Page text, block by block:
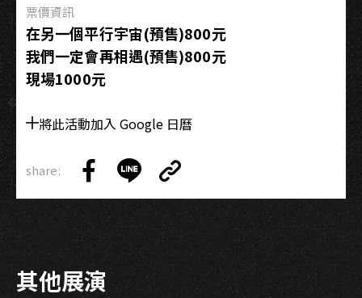
票價資訊
在另一個平行宇宙(預售)800元
我們一定會再相遇(預售)800元
現場1000元
將此活動加入 Google 日曆
share:
on
Facebook
on
LINE
Link
Copy
Link
其他展演